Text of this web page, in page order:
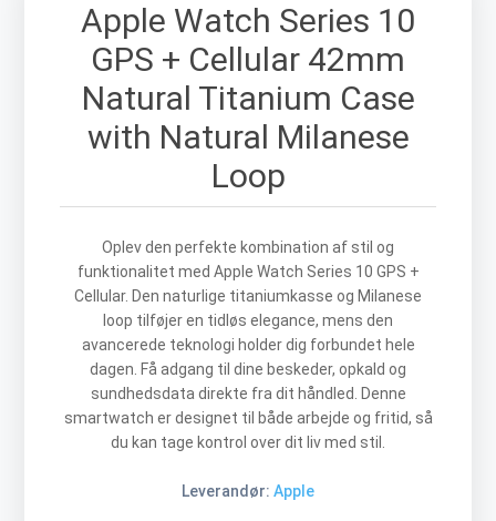
Apple Watch Series 10
GPS + Cellular 42mm
Natural Titanium Case
with Natural Milanese
Loop
Oplev den perfekte kombination af stil og
funktionalitet med Apple Watch Series 10 GPS +
Cellular. Den naturlige titaniumkasse og Milanese
loop tilføjer en tidløs elegance, mens den
avancerede teknologi holder dig forbundet hele
dagen. Få adgang til dine beskeder, opkald og
sundhedsdata direkte fra dit håndled. Denne
smartwatch er designet til både arbejde og fritid, så
du kan tage kontrol over dit liv med stil.
Leverandør: Apple